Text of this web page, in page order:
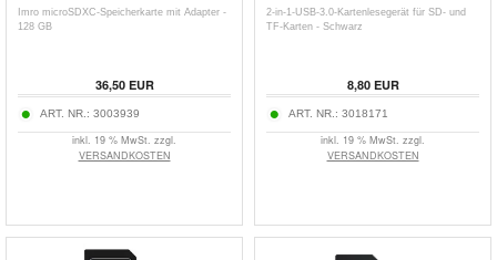
Imro microSDXC-Speicherkarte mit Adapter -
128 GB
36,50EUR
ART. NR.: 3003939
inkl. 19 % MwSt. zzgl.
VERSANDKOSTEN
2-in-1-USB-3.0-Kartenlesegerät für SD- und
TF-Karten - Schwarz
8,80EUR
ART. NR.: 3018171
inkl. 19 % MwSt. zzgl.
VERSANDKOSTEN